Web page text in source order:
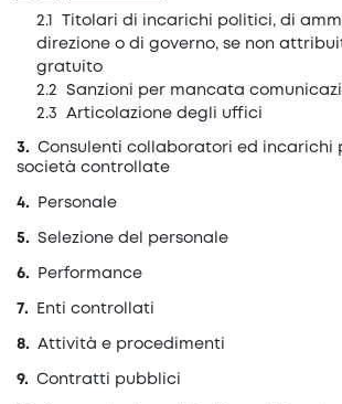
Titolari di incarichi politici, di
direzione o di governo, se non
gratuito
Sanzioni per mancata
Articolazione degli uffici
Consulenti collaboratori ed incarichi
società controllate
Personale
Selezione del personale
Performance
Enti controllati
Attività e procedimenti
Contratti pubblici